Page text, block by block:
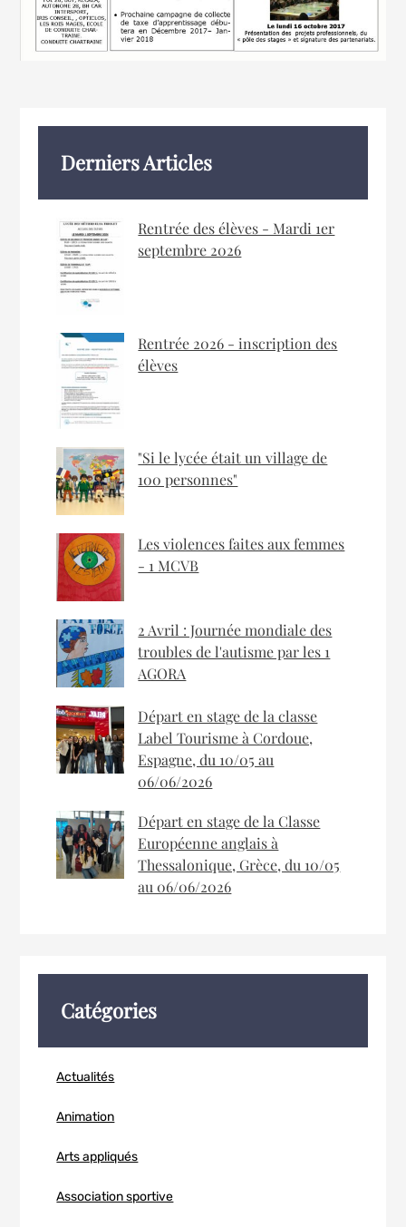
Derniers Articles
Rentrée des élèves - Mardi 1er
septembre 2026
Rentrée 2026 - inscription des
élèves
"Si le lycée était un village de
100 personnes"
Les violences faites aux femmes
- 1 MCVB
2 Avril : Journée mondiale des
troubles de l'autisme par les 1
AGORA
Départ en stage de la classe
Label Tourisme à Cordoue,
Espagne, du 10/05 au
06/06/2026
Départ en stage de la Classe
Européenne anglais à
Thessalonique, Grèce, du 10/05
au 06/06/2026
Catégories
Actualités
Animation
Arts appliqués
Association sportive